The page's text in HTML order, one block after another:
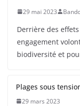
29 mai 2023
Derrière des
engagement
biodiversité et
Plages sous
29 mars 2023